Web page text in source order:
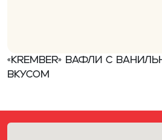
«Krember» Вафли с
вкусом